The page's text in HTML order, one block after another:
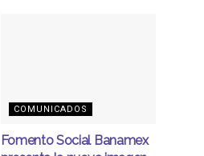
COMUNICADOS
Fomento Social Banamex